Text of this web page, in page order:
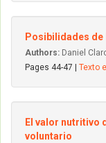
Posibilidades
Authors: Daniel
Pages 44-47 | Texto
El valor nutritivo
voluntario